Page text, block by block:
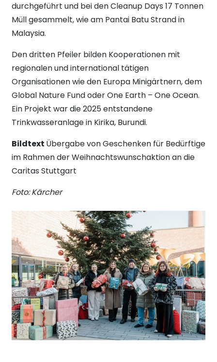
durchgeführt und bei den Cleanup Days 17 Tonnen
Müll gesammelt, wie am Pantai Batu Strand in
Malaysia.
Den dritten Pfeiler bilden Kooperationen mit
regionalen und international tätigen
Organisationen wie den Europa Minigärtnern, dem
Global Nature Fund oder One Earth – One Ocean.
Ein Projekt war die 2025 entstandene
Trinkwasseranlage in Kirika, Burundi.
Bildtext Übergabe von Geschenken für Bedürftige
im Rahmen der Weihnachtswunschaktion an die
Caritas Stuttgart
Foto: Kärcher